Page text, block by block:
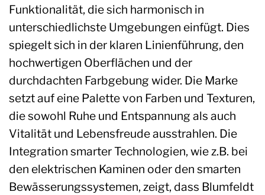
Funktionalität, die sich harmonisch in
unterschiedlichste Umgebungen einfügt. Dies
spiegelt sich in der klaren Linienführung, den
hochwertigen Oberflächen und der
durchdachten Farbgebung wider. Die Marke
setzt auf eine Palette von Farben und Texturen,
die sowohl Ruhe und Entspannung als auch
Vitalität und Lebensfreude ausstrahlen. Die
Integration smarter Technologien, wie z.B. bei
den elektrischen Kaminen oder den smarten
Bewässerungssystemen, zeigt, dass Blumfeldt